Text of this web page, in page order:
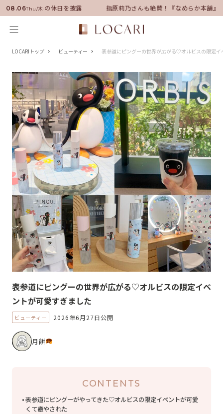
08.06Thu/木
任！いい男の休日を披露 指原莉乃さんも絶賛！『なめらか本舗』保
LOCARIトップ ビューティー 表参道にピングーの世界が広がる♡オルビスの限定イ
表参道にピングーの世界が広がる♡オルビスの限定イベ
ントが可愛すぎました
ビューティー 2026年6月27日公開
月餅
CONTENTS
表参道にピングーがやってきた♡オルビスの限定イベントが可愛
くて癒やされた